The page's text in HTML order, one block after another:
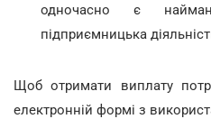
одночасно є
підприємницька
Щоб отримати виплату
електронній формі з